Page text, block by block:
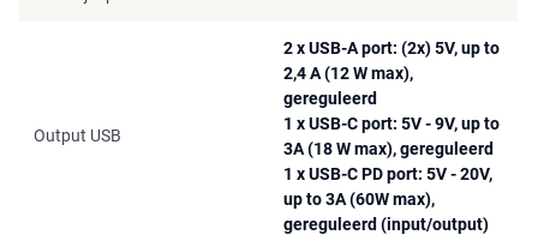
(in 8,5 uur met de meegeleverde oplader). Maar ook kan de Yeti
500X opgeladen worden in combinatie met zonnepanelen. De
geïntegreerde MPPT (Maximum Power Point Tracker) laadregelaar
zorgt voor een zo efficiënt mogelijk laadproces. De Boulder 200
laadt de Yeti 500X in gemiddeld 6 uur volledig op. Ook kan de Yeti
500X via de 12 V cigarette lader in een auto met de Goal Zero 12V
Output USB
2 x USB-A port: (2x) 5V, up to
2,4 A (12 W max),
gereguleerd
1 x USB-C port: 5V - 9V, up to
3A (18 W max), gereguleerd
1 x USB-C PD port: 5V - 20V,
up to 3A (60W max),
gereguleerd (input/output)